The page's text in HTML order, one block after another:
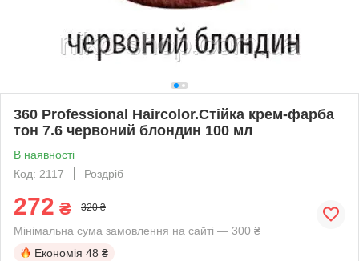
360 Professional Haircolor.Стійка крем-фарба
тон 7.6 червоний блондин 100 мл
В наявності
Код: 2117
Роздріб
272 ₴ 320 ₴
Мінімальна сума замовлення на сайті — 300 ₴
Економія 48 ₴